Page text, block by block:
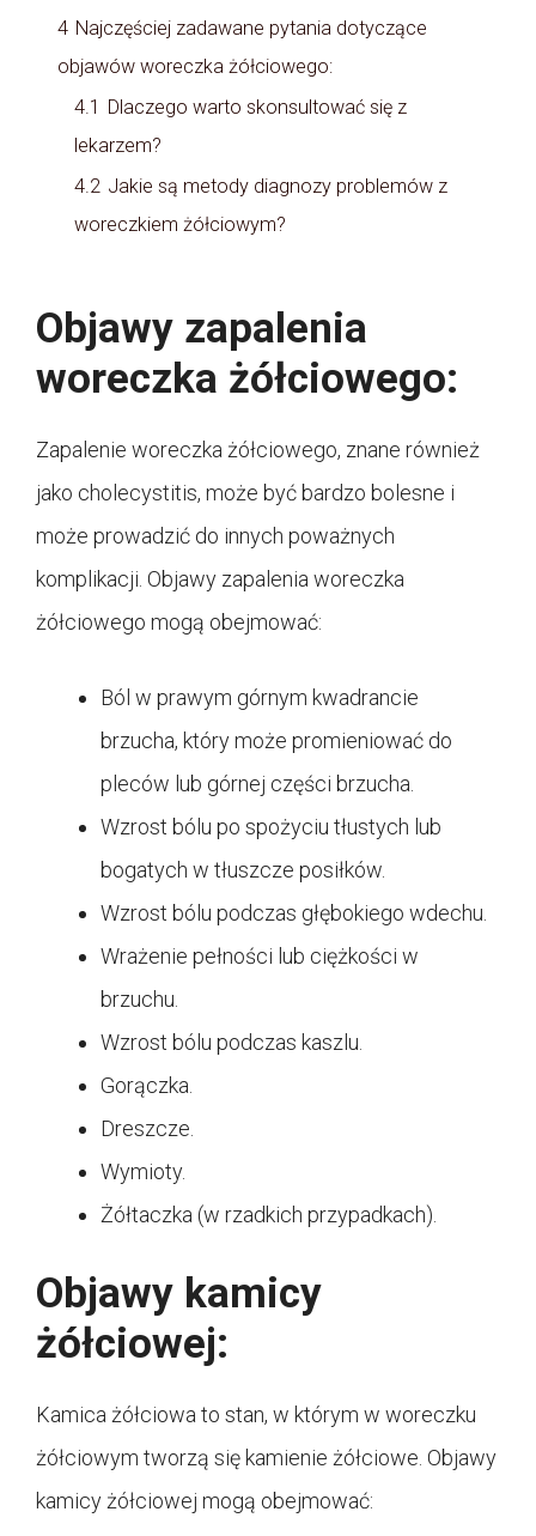
4 Najczęściej zadawane pytania dotyczące
objawów woreczka żółciowego:
4.1 Dlaczego warto skonsultować się z
lekarzem?
4.2 Jakie są metody diagnozy problemów z
woreczkiem żółciowym?
Objawy zapalenia
woreczka żółciowego:
Zapalenie woreczka żółciowego, znane również
jako cholecystitis, może być bardzo bolesne i
może prowadzić do innych poważnych
komplikacji. Objawy zapalenia woreczka
żółciowego mogą obejmować:
Ból w prawym górnym kwadrancie
brzucha, który może promieniować do
pleców lub górnej części brzucha.
Wzrost bólu po spożyciu tłustych lub
bogatych w tłuszcze posiłków.
Wzrost bólu podczas głębokiego wdechu.
Wrażenie pełności lub ciężkości w
brzuchu.
Wzrost bólu podczas kaszlu.
Gorączka.
Dreszcze.
Wymioty.
Żółtaczka (w rzadkich przypadkach).
Objawy kamicy
żółciowej:
Kamica żółciowa to stan, w którym w woreczku
żółciowym tworzą się kamienie żółciowe. Objawy
kamicy żółciowej mogą obejmować: